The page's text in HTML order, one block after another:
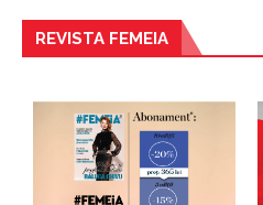
REVISTA FEMEIA